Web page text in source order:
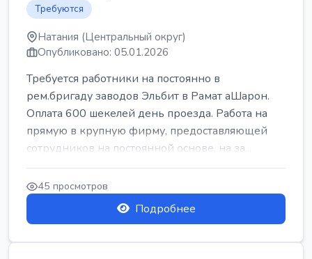
Требуются
Натания (Центральный округ)
Опубликовано: 05.01.2026
Требуется работники на постоянно в
рем.бригаду заводов Эльбит в Рамат аШарон.
Оплата 600 шекелей день проезда. Работа на
прямую в крупную фирму, предоставляющей
сотрудников на постоянной основе, на за...
45 просмотров
Подробнее